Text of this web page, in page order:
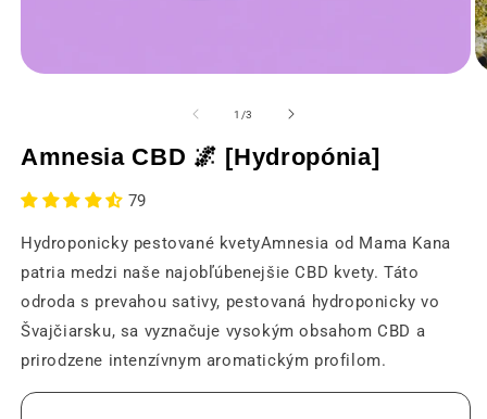
modálnom
okne
1 /z3
Amnesia CBD 🌌 [Hydropónia]
79
Hydroponicky pestované kvetyAmnesia od Mama Kana
patria medzi naše najobľúbenejšie CBD kvety. Táto
odroda s prevahou sativy, pestovaná hydroponicky vo
Švajčiarsku, sa vyznačuje vysokým obsahom CBD a
prirodzene intenzívnym aromatickým profilom.